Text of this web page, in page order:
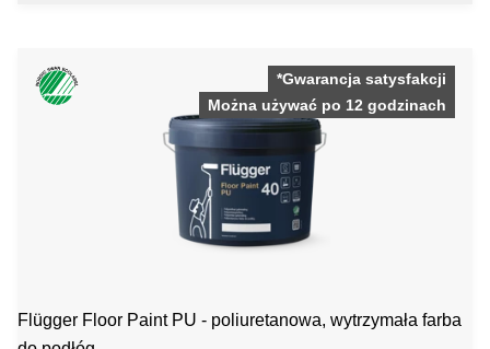
*Gwarancja satysfakcji
Można używać po 12 godzinach
Flügger Floor Paint PU - poliuretanowa, wytrzymała farba